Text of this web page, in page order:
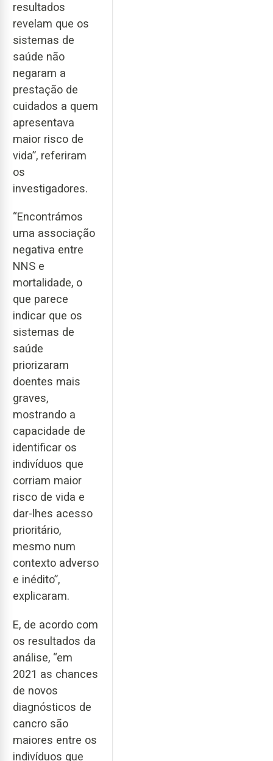
resultados
revelam que os
sistemas de
saúde não
negaram a
prestação de
cuidados a quem
apresentava
maior risco de
vida”, referiram
os
investigadores.
“Encontrámos
uma associação
negativa entre
NNS e
mortalidade, o
que parece
indicar que os
sistemas de
saúde
priorizaram
doentes mais
graves,
mostrando a
capacidade de
identificar os
indivíduos que
corriam maior
risco de vida e
dar-lhes acesso
prioritário,
mesmo num
contexto adverso
e inédito”,
explicaram.
E, de acordo com
os resultados da
análise, “em
2021 as chances
de novos
diagnósticos de
cancro são
maiores entre os
indivíduos que